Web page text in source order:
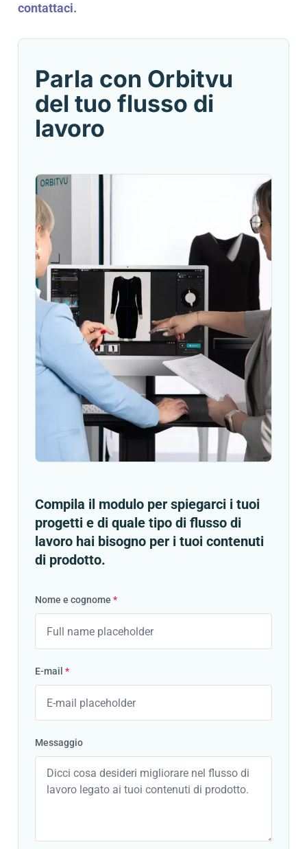
contattaci.
Parla con Orbitvu
del tuo flusso di
lavoro
Compila il modulo per spiegarci i tuoi
progetti e di quale tipo di flusso di
lavoro hai bisogno per i tuoi contenuti
di prodotto.
Nome e cognome *
E-mail *
Messaggio